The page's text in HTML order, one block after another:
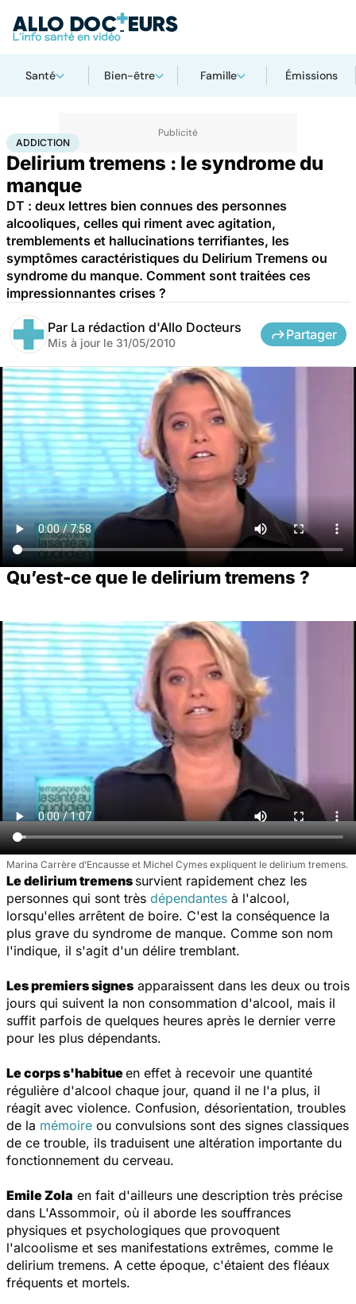
Santé Bien-être Famille Émissions
AccueilSanté Maladies Drogues et addictions
ADDICTION
Delirium tremens : le syndrome du
manque
DT : deux lettres bien connues des personnes
alcooliques, celles qui riment avec agitation,
tremblements et hallucinations terrifiantes, les
symptômes caractéristiques du Delirium Tremens ou
syndrome du manque. Comment sont traitées ces
impressionnantes crises ?
Par La rédaction d'Allo Docteurs
Mis à jour le 31/05/2010
Partager
Qu’est-ce que le delirium tremens ?
Marina Carrère d’Encausse et Michel Cymes expliquent le delirium tremens.
Le delirium tremens survient rapidement chez les
personnes qui sont très dépendantes à l'alcool,
lorsqu'elles arrêtent de boire. C'est la conséquence la
plus grave du syndrome de manque. Comme son nom
l'indique, il s'agit d'un délire tremblant.
Les premiers signes apparaissent dans les deux ou trois
jours qui suivent la non consommation d'alcool, mais il
suffit parfois de quelques heures après le dernier verre
pour les plus dépendants.
Le corps s'habitueen effet à recevoir une quantité
régulière d'alcool chaque jour, quand il ne l'a plus, il
réagit avec violence. Confusion, désorientation, troubles
de la mémoire ou convulsions sont des signes classiques
de ce trouble, ils traduisent une altération importante du
fonctionnement du cerveau.
Emile Zola en fait d'ailleurs une description très précise
dans L'Assommoir, où il aborde les souffrances
physiques et psychologiques que provoquent
l'alcoolisme et ses manifestations extrêmes, comme le
delirium tremens. A cette époque, c'étaient des fléaux
fréquents et mortels.